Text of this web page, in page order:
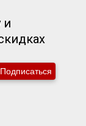
и
Подписаться